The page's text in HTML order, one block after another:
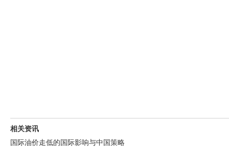
相关资讯
国际油价走低的国际影响与中国策略